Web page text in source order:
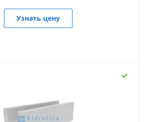
Узнать цену